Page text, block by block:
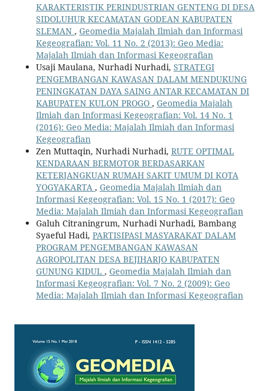
KARAKTERISTIK PERINDUSTRIAN GENTENG DI DESA
SIDOLUHUR KECAMATAN GODEAN KABUPATEN
SLEMAN , Geomedia Majalah Ilmiah dan Informasi
Kegeografian: Vol. 11 No. 2 (2013): Geo Media:
Majalah Ilmiah dan Informasi Kegeografian
Usaji Maulana, Nurhadi Nurhadi, STRATEGI
PENGEMBANGAN KAWASAN DALAM MENDUKUNG
PENINGKATAN DAYA SAING ANTAR KECAMATAN DI
KABUPATEN KULON PROGO , Geomedia Majalah
Ilmiah dan Informasi Kegeografian: Vol. 14 No. 1
(2016): Geo Media: Majalah Ilmiah dan Informasi
Kegeografian
Zen Muttaqin, Nurhadi Nurhadi, RUTE OPTIMAL
KENDARAAN BERMOTOR BERDASARKAN
KETERJANGKUAN RUMAH SAKIT UMUM DI KOTA
YOGYAKARTA , Geomedia Majalah Ilmiah dan
Informasi Kegeografian: Vol. 15 No. 1 (2017): Geo
Media: Majalah Ilmiah dan Informasi Kegeografian
Galuh Citraningrum, Nurhadi Nurhadi, Bambang
Syaeful Hadi, PARTISIPASI MASYARAKAT DALAM
PROGRAM PENGEMBANGAN KAWASAN
AGROPOLITAN DESA BEJIHARJO KABUPATEN
GUNUNG KIDUL , Geomedia Majalah Ilmiah dan
Informasi Kegeografian: Vol. 7 No. 2 (2009): Geo
Media: Majalah Ilmiah dan Informasi Kegeografian